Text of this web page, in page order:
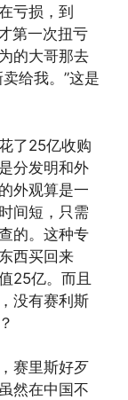
亏损，到
第一次扭亏
的大哥那去
给我。”这是
了25亿收购
分发明和外
外观算是一
间短，只需
的。这种专
西买回来
25亿。而且
没有赛利斯
赛里斯好歹
然在中国不